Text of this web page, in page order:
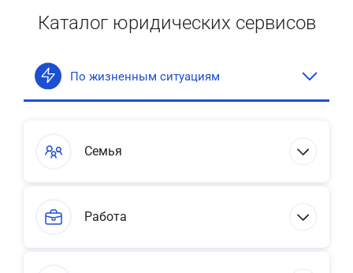
Каталог юридических сервисов
По жизненным ситуациям
Семья
Работа